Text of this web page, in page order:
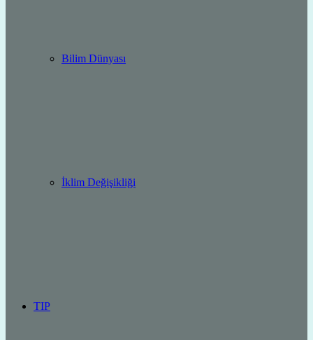
Bilim Dünyası
İklim Değişikliği
TIP